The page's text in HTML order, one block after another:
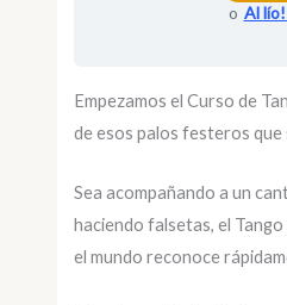
o Al
Empezamos el Curso de
de esos palos festeros
Sea acompañando a un
haciendo falsetas, el
el mundo reconoce